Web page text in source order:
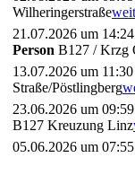
Wilheringerstraße
21.07.2026 um
Person B127 / Krzg
13.07.2026 um
Straße/Pöstlingberg
23.06.2026 um
B127 Kreuzung Linz
05.06.2026 um